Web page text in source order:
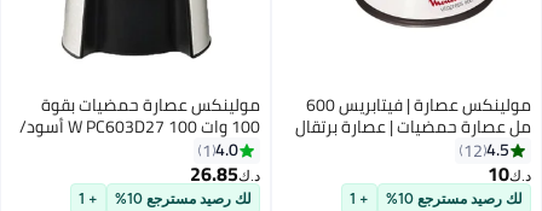
مولينكس عصارة | فيتابريس 600
مل عصارة حمضيات | عصارة برتقال
كهربائية | 2 سنة الضمان
4.5
12
د.ك‏10
لك رصيد مسترجع 10% + 1
مولينكس عصارة حمضيات بقوة
100 وات 100 W PC603D27 أسود/
فضي
4.0
1
د.ك‏26.85
لك رصيد مسترجع 10% + 1